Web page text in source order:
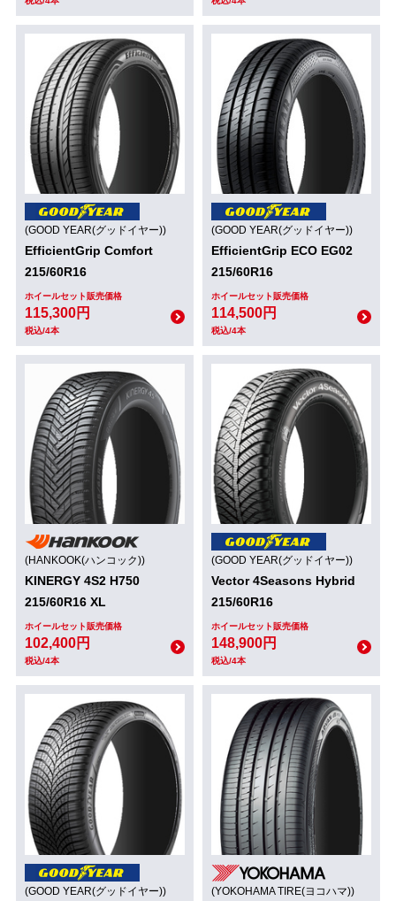
(GOOD YEAR(グッドイヤー))
EfficientGrip Comfort
215/60R16
ホイールセット販売価格
115,300円
税込/4本
(GOOD YEAR(グッドイヤー))
EfficientGrip ECO EG02
215/60R16
ホイールセット販売価格
114,500円
税込/4本
(HANKOOK(ハンコック))
KINERGY 4S2 H750
215/60R16 XL
ホイールセット販売価格
102,400円
税込/4本
(GOOD YEAR(グッドイヤー))
Vector 4Seasons Hybrid
215/60R16
ホイールセット販売価格
148,900円
税込/4本
(GOOD YEAR(グッドイヤー)) (YOKOHAMA TIRE(ヨコハマ))